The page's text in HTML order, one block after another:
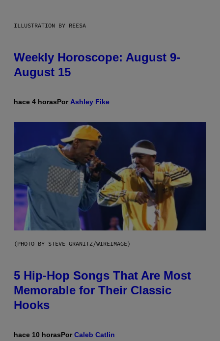
ILLUSTRATION BY REESA
Weekly Horoscope: August 9-
August 15
hace 4 horasPor Ashley Fike
(PHOTO BY STEVE GRANITZ/WIREIMAGE)
5 Hip-Hop Songs That Are Most
Memorable for Their Classic
Hooks
hace 10 horasPorCaleb Catlin